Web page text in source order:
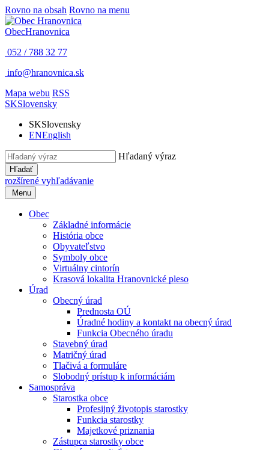
Rovno na obsah Rovno na menu
ObecHranovnica
052 / 788 32 77
info@hranovnica.sk
Mapa webu RSS
SKSlovensky
SKSlovensky
ENEnglish
Hľadaný výraz
Hľadať
rozšírené vyhľadávanie
Menu
Obec
Základné informácie
História obce
Obyvateľstvo
Symboly obce
Virtuálny cintorín
Krasová lokalita Hranovnické pleso
Úrad
Obecný úrad
Prednosta OÚ
Úradné hodiny a kontakt na obecný úrad
Funkcia Obecného úradu
Stavebný úrad
Matričný úrad
Tlačivá a formuláre
Slobodný prístup k informáciám
Samospráva
Starostka obce
Profesijný životopis starostky
Funkcia starostky
Majetkové priznania
Zástupca starostky obce